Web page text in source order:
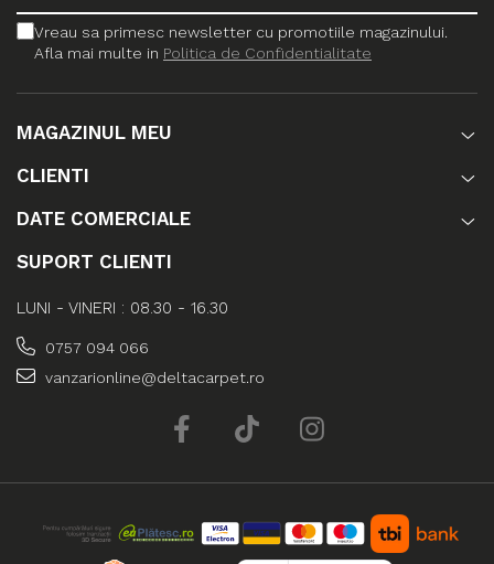
Vreau sa primesc newsletter cu promotiile magazinului.
Afla mai multe in Politica de Confidentialitate
MAGAZINUL MEU
CLIENTI
DATE COMERCIALE
SUPORT CLIENTI
LUNI - VINERI : 08.30 - 16.30
0757 094 066
vanzarionline@deltacarpet.ro